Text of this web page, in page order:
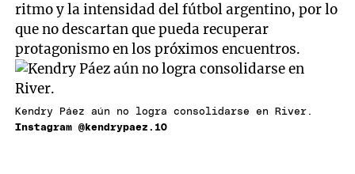
ritmo y la intensidad del fútbol argentino, por lo
que no descartan que pueda recuperar
protagonismo en los próximos encuentros.
Kendry Páez aún no logra consolidarse en River.
Instagram @kendrypaez.10